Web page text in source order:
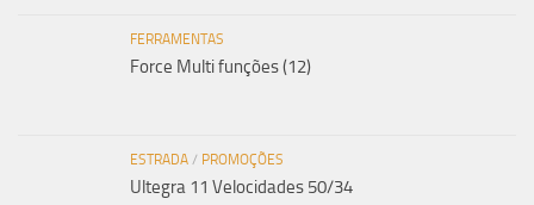
FERRAMENTAS
Force Multi funções (12)
ESTRADA / PROMOÇÕES
Ultegra 11 Velocidades 50/34